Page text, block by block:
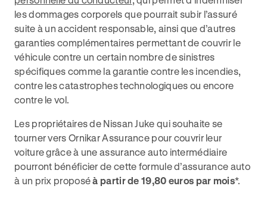
les dommages corporels que pourrait subir l’assuré
suite à un accident responsable, ainsi que d’autres
garanties complémentaires permettant de couvrir le
véhicule contre un certain nombre de sinistres
spécifiques comme la garantie contre les incendies,
contre les catastrophes technologiques ou encore
contre le vol.
Les propriétaires de Nissan Juke qui souhaite se
tourner vers Ornikar Assurance pour couvrir leur
voiture grâce à une assurance auto intermédiaire
pourront bénéficier de cette formule d’assurance auto
à un prix proposéà partir de 19,80 euros par mois*.